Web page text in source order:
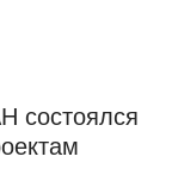
состоялся